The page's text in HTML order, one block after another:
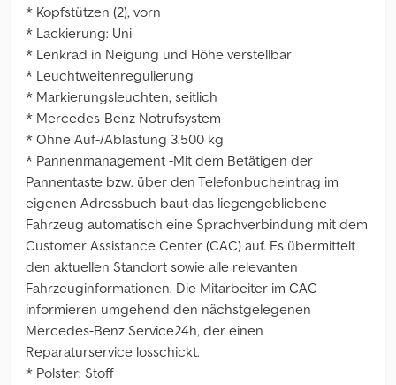
* Kopfstützen (2), vorn
* Lackierung: Uni
* Lenkrad in Neigung und Höhe verstellbar
* Leuchtweitenregulierung
* Markierungsleuchten, seitlich
* Mercedes-Benz Notrufsystem
* Ohne Auf-/Ablastung 3.500 kg
* Pannenmanagement -Mit dem Betätigen der
Pannentaste bzw. über den Telefonbucheintrag im
eigenen Adressbuch baut das liegengebliebene
Fahrzeug automatisch eine Sprachverbindung mit dem
Customer Assistance Center (CAC) auf. Es übermittelt
den aktuellen Standort sowie alle relevanten
Fahrzeuginformationen. Die Mitarbeiter im CAC
informieren umgehend den nächstgelegenen
Mercedes-Benz Service24h, der einen
Reparaturservice losschickt.
* Polster: Stoff